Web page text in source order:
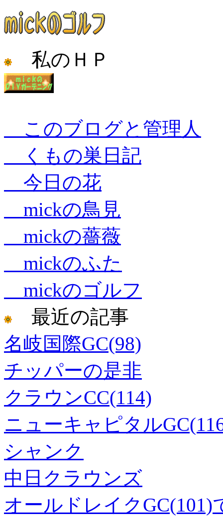
私のＨＰ
このブログと管理人
くもの巣日記
今日の花
mickの鳥見
mickの薔薇
mickのふた
mickのゴルフ
最近の記事
名岐国際GC(98)
チッパーの是非
クラウンCC(114)
ニューキャピタル
シャンク
中日クラウンズ
オールドレイクGC(101)